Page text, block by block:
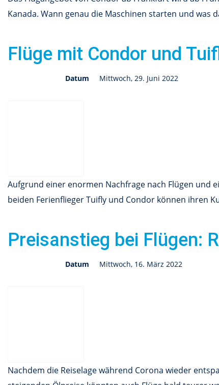
Kanada. Wann genau die Maschinen starten und was
Flüge mit Condor und
Datum Mittwoch, 29. Juni 2022
Aufgrund einer enormen Nachfrage nach Flügen und
beiden Ferienflieger Tuifly und Condor können ihren
Preisanstieg bei Flügen:
Datum Mittwoch, 16. März 2022
Nachdem die Reiselage während Corona wieder